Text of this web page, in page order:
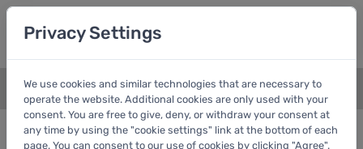
+
Bewertungschart Dividende
Privacy Settings
We use cookies and similar technologies that are necessary to
operate the website. Additional cookies are only used with your
consent. You are free to give, deny, or withdraw your consent at
any time by using the "cookie settings" link at the bottom of each
page. You can consent to our use of cookies by clicking "Agree".